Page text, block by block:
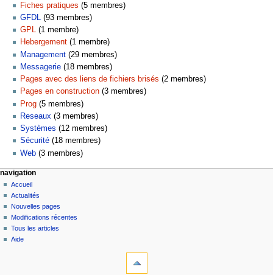
Fiches pratiques ‏‎ (5 membres)
GFDL ‏‎ (93 membres)
GPL ‏‎ (1 membre)
Hebergement ‏‎ (1 membre)
Management ‏‎ (29 membres)
Messagerie ‏‎ (18 membres)
Pages avec des liens de fichiers brisés ‏‎ (2 membres)
Pages en construction ‏‎ (3 membres)
Prog ‏‎ (5 membres)
Reseaux ‏‎ (3 membres)
Systèmes ‏‎ (12 membres)
Sécurité ‏‎ (18 membres)
Web ‏‎ (3 membres)
navigation
Accueil
Actualités
Nouvelles pages
Modifications récentes
Tous les articles
Aide